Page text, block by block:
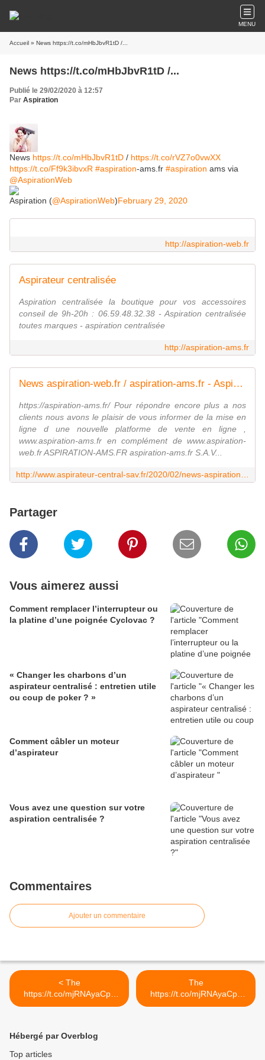
MENU
Accueil » News https://t.co/mHbJbvR1tD /...
News https://t.co/mHbJbvR1tD /...
Publié le 29/02/2020 à 12:57
Par Aspiration
News https://t.co/mHbJbvR1tD / https://t.co/rVZ7o0vwXX
https://t.co/Ff9k3ibvxR #aspiration-ams.fr #aspiration ams via
@AspirationWeb
Aspiration (@AspirationWeb)February 29, 2020
http://aspiration-web.fr
Aspirateur centralisée
Aspiration centralisée la boutique pour vos accessoires
conseil de 9h-20h : 06.59.48.32.38 - Aspiration centralisée
toutes marques - aspiration centralisée
http://aspiration-ams.fr
News aspiration-web.fr / aspiration-ams.fr - Aspirateur centralisé
https://aspiration-ams.fr/ Pour répondre encore plus a nos
clients nous avons le plaisir de vous informer de la mise en
ligne d une nouvelle platforme de vente en ligne ,
www.aspiration-ams.fr en complément de www.aspiration-
web.fr ASPIRATION-AMS.FR aspiration-ams.fr S.A.V...
Partager
Vous aimerez aussi
Comment remplacer l’interrupteur ou
la platine d’une poignée Cyclovac ?
« Changer les charbons d’un
aspirateur centralisé : entretien utile
ou coup de poker ? »
Comment câbler un moteur
d’aspirateur
Vous avez une question sur votre
aspiration centralisée ?
Commentaires
Ajouter un commentaire
< The
https://t.co/mjRNAyaCph
Daily est en ligne!...
The
https://t.co/mjRNAyaCph
Daily est en ligne!... >
Hébergé par Overblog
Top articles